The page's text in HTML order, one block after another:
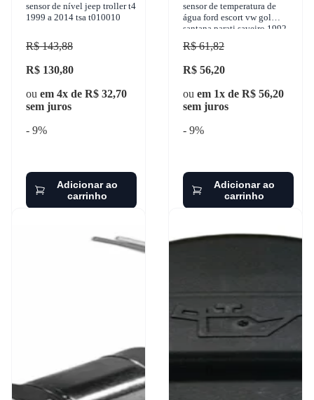
sensor de nível jeep troller t4
1999 a 2014 tsa t010010
R$ 143,88
R$ 130,80
ou em 4x de R$ 32,70
sem juros
- 9%
Adicionar ao
carrinho
sensor de temperatura de
água ford escort vw gol
santana parati saveiro 1992-
2012 iguaçu - 203.2002
R$ 61,82
R$ 56,20
ou em 1x de R$ 56,20
sem juros
- 9%
Adicionar ao
carrinho